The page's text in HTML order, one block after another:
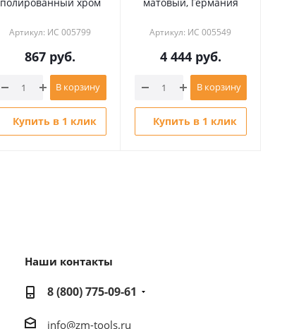
Артикул: ИС 005799
867 руб.
В корзину
Купить в 1 клик
Артикул: ИС 005549
4 444руб.
В корзину
Купить в 1 клик
Наши контакты
8 (800) 775-09-61
info@zm-tools.ru